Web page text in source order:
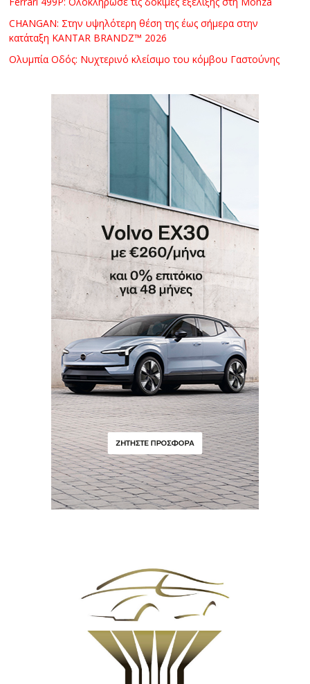
CHANGAN: Στην υψηλότερη θέση της έως σήμερα στην
κατάταξη KANTAR BRANDZ™ 2026
Ολυμπία Οδός: Νυχτερινό κλείσιμο του κόμβου Γαστούνης